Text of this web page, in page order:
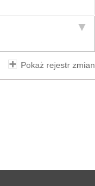
Pokaż rejestr zmian